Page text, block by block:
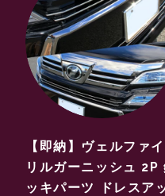
【即納】ヴェルファ
リルガーニッシュ 2P
ッキパーツ ドレスア